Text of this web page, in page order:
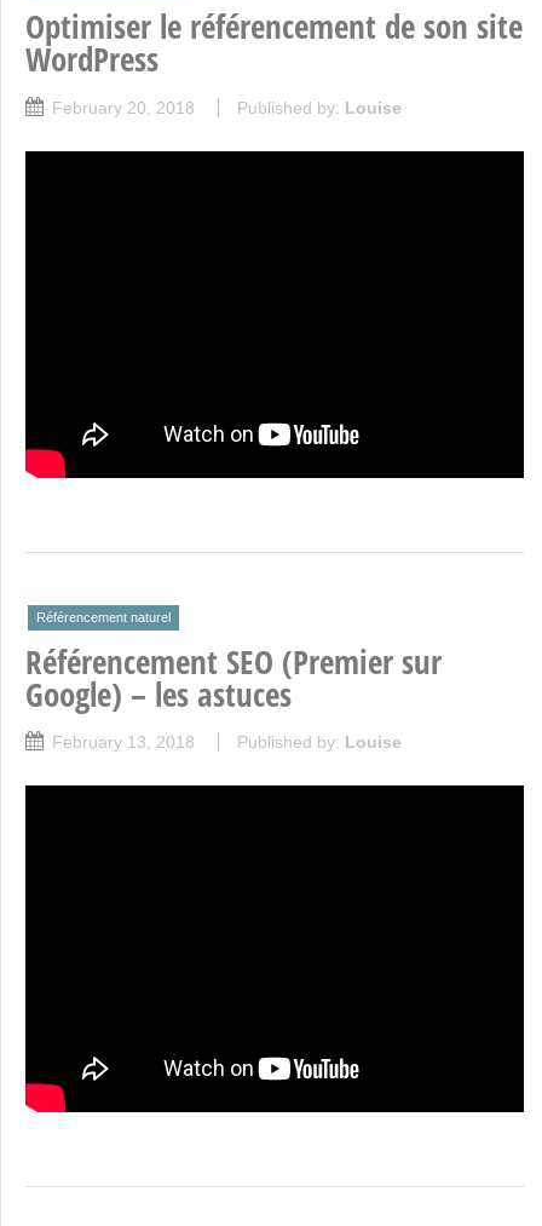
Optimiser le référencement de son site
WordPress
February 20, 2018 Published by: Louise
Référencement naturel
Référencement SEO (Premier sur
Google) – les astuces
February 13, 2018 Published by: Louise